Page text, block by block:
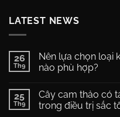
LATEST NEWS
26
Th9
Nên lựa chọn loại
nào phù hợp?
bình
luận
ở
25
Th9
Cây cam thảo có
trong điều trị sắc